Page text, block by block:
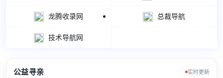
龙腾收录网 总裁导航
技术导航网
公益寻亲 实时更新